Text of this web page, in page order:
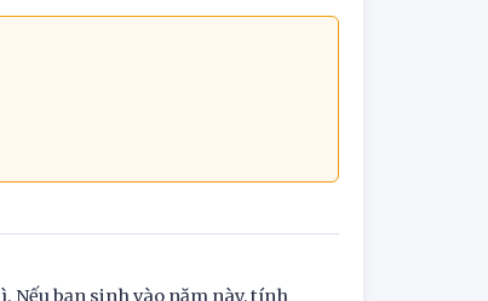
Nếu bạn sinh vào năm này, tính